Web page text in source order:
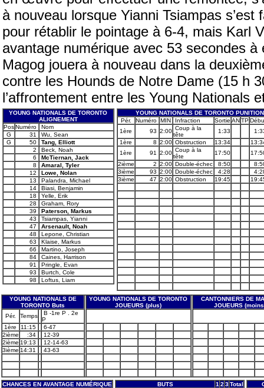
à nouveau lorsque Yianni Tsiampas
pour rétablir le pointage à 6-4, mais Karl
avantage numérique avec 53 secondes
Magog jouera à nouveau dans la
contre les Hounds de Notre Dame (15 h
l’affrontement entre les Young Nationals
YOUNG NATIONALS DE TORONTO
ALIGNEMENT
PosNuméro
Nom
G
31
Wu, Sean
G
50
Tang, Elliott
2
Beck, Noah
6
McTiernan, Jack
8
Amaral, Tyler
12
Lowe, Nolan
13
Palandra, Michael
14
Biasi, Benjamin
18
Yelle, Erik
28
Graham, Rory
39
Paterson, Markus
43
Tsiampas, Yianni
47
Arsenault, Noah
48
Lepone, Christian
63
Klaise, Markus
66
Martino, Joseph
84
Caines, Harrison
91
Pringle, Evan
93
Burtch, Cole
98
Loftus, Liam
YOUNG NATIONALS DE TORONTO
Pér.
Numéro MIN Infraction Sortie ANTP
1ère
93 2:00 Coup à la
tête
1:33
1ère
8 2:00 Obstruction 13:34
1ère
91 2:00 Coup à la
tête
17:50
2ième
2 2:00 Double-échec 8:50
3ième
93 2:00 Double-échec 4:28
3ième
47 2:00 Obstruction 19:45
YOUNG NATIONALS DE
TORONTO Buts
YOUNG NATIONALS DE TORONTO
JOUEURS (plus)
CANTONNIERS DE
JOUEURS
Pér.
Temps
B -1re P . 2e
P
1ère
11:15
6-47
2ième
:34
12-39
2ième 19:13
12-14-63
3ième 14:31 43-63
CHANCES EN AVANTAGE NUMÉRIQUE
BUTS 1 2 3Total